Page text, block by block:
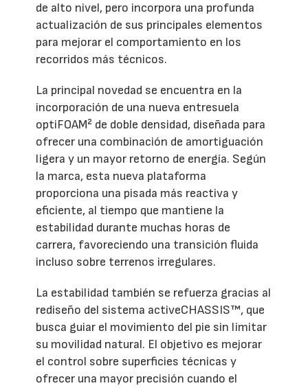
de alto nivel, pero incorpora una profunda
actualización de sus principales elementos
para mejorar el comportamiento en los
recorridos más técnicos.
La principal novedad se encuentra en la
incorporación de una nueva entresuela
optiFOAM² de doble densidad, diseñada para
ofrecer una combinación de amortiguación
ligera y un mayor retorno de energía. Según
la marca, esta nueva plataforma
proporciona una pisada más reactiva y
eficiente, al tiempo que mantiene la
estabilidad durante muchas horas de
carrera, favoreciendo una transición fluida
incluso sobre terrenos irregulares.
La estabilidad también se refuerza gracias al
rediseño del sistema activeCHASSIS™, que
busca guiar el movimiento del pie sin limitar
su movilidad natural. El objetivo es mejorar
el control sobre superficies técnicas y
ofrecer una mayor precisión cuando el